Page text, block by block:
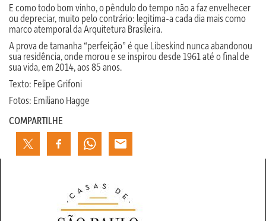
E como todo bom vinho, o pêndulo do tempo não a faz envelhecer
ou depreciar, muito pelo contrário: legitima-a cada dia mais como
marco atemporal da Arquitetura Brasileira.
A prova de tamanha “perfeição” é que Libeskind nunca abandonou
sua residência, onde morou e se inspirou desde 1961 até o final de
sua vida, em 2014, aos 85 anos.
Texto: Felipe Grifoni
Fotos: Emiliano Hagge
COMPARTILHE